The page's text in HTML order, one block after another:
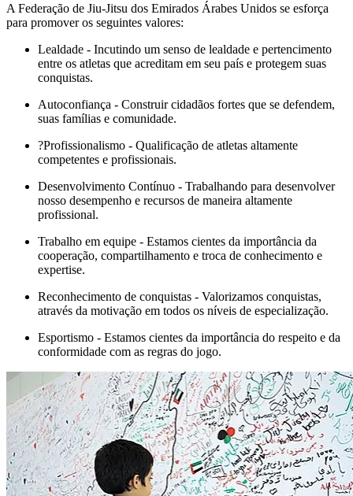
A Federação de Jiu-Jitsu dos Emirados Árabes Unidos se esforça
para promover os seguintes valores:
Lealdade - Incutindo um senso de lealdade e pertencimento
entre os atletas que acreditam em seu país e protegem suas
conquistas.
Autoconfiança - Construir cidadãos fortes que se defendem,
suas famílias e comunidade.
?Profissionalismo - Qualificação de atletas altamente
competentes e profissionais.
Desenvolvimento Contínuo - Trabalhando para desenvolver
nosso desempenho e recursos de maneira altamente
profissional.
Trabalho em equipe - Estamos cientes da importância da
cooperação, compartilhamento e troca de conhecimento e
expertise.
Reconhecimento de conquistas - Valorizamos conquistas,
através da motivação em todos os níveis de especialização.
Esportismo - Estamos cientes da importância do respeito e da
conformidade com as regras do jogo.